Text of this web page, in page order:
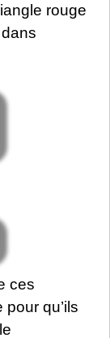
rouge
ces
qu’ils